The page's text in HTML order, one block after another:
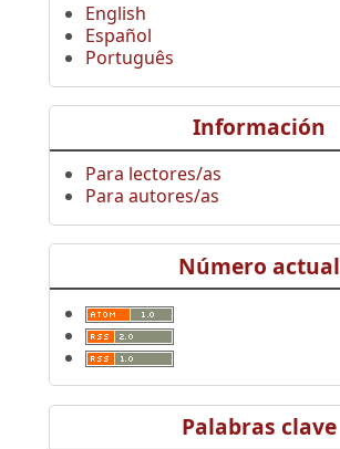
English
Español
Português
Información
Para lectores/as
Para autores/as
Número actual
Palabras clave